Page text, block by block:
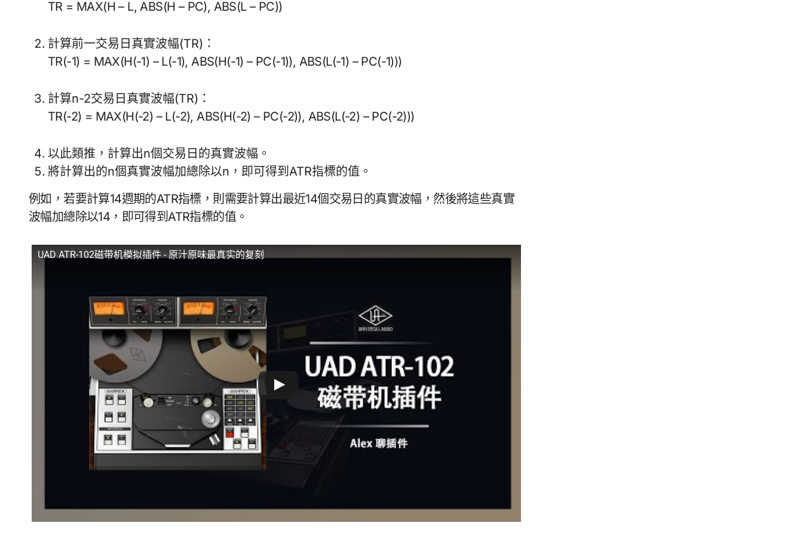
TR = MAX(H – L, ABS(H – PC), ABS(L – PC))
計算前一交易日真實波幅(TR)：
TR(-1) = MAX(H(-1) – L(-1), ABS(H(-1) – PC(-1)), ABS(L(-1) – PC(-1)))
計算n-2交易日真實波幅(TR)：
TR(-2) = MAX(H(-2) – L(-2), ABS(H(-2) – PC(-2)), ABS(L(-2) – PC(-2)))
以此類推，計算出n個交易日的真實波幅。
將計算出的n個真實波幅加總除以n，即可得到ATR指標的值。
例如，若要計算14週期的ATR指標，則需要計算出最近14個交易日的真實波幅，然後將這些真實
波幅加總除以14，即可得到ATR指標的值。
UAD ATR-102磁带机模拟插件 - 原汁原味最真实的复刻